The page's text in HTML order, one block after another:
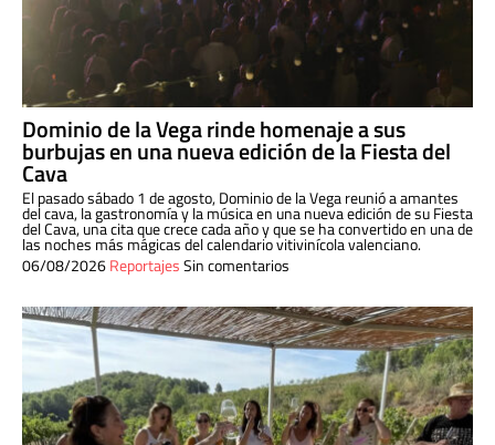
Dominio de la Vega rinde homenaje a sus
burbujas en una nueva edición de la Fiesta del
Cava
El pasado sábado 1 de agosto, Dominio de la Vega reunió a amantes
del cava, la gastronomía y la música en una nueva edición de su Fiesta
del Cava, una cita que crece cada año y que se ha convertido en una de
las noches más mágicas del calendario vitivinícola valenciano.
06/08/2026ReportajesSin comentarios